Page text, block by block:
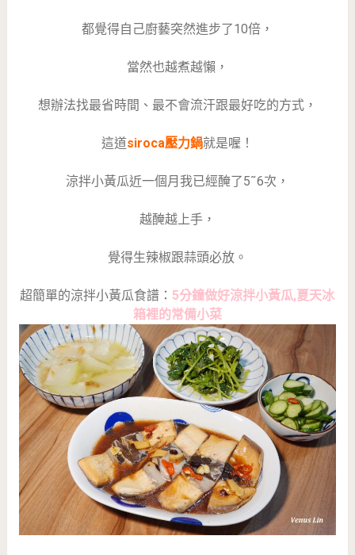
都覺得自己廚藝突然進步了10倍，
當然也越煮越懶，
想辦法找最省時間、最不會流汗跟最好吃的方式，
這道siroca壓力鍋就是喔！
涼拌小黃瓜近一個月我已經醃了5˜6次，
越醃越上手，
覺得生辣椒跟蒜頭必放。
超簡單的涼拌小黃瓜食譜： 5分鐘做好涼拌小黃瓜,夏天冰
箱裡的常備小菜